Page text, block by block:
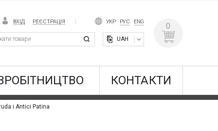
ВХІД РЕЄСТРАЦІЯ УКР РУС ENG
UAH
0
КОНТАКТИ
і Antici Patina